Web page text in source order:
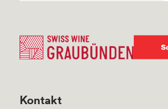
Kontakt